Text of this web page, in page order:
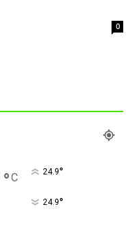
0
°C 24.9°
24.9°